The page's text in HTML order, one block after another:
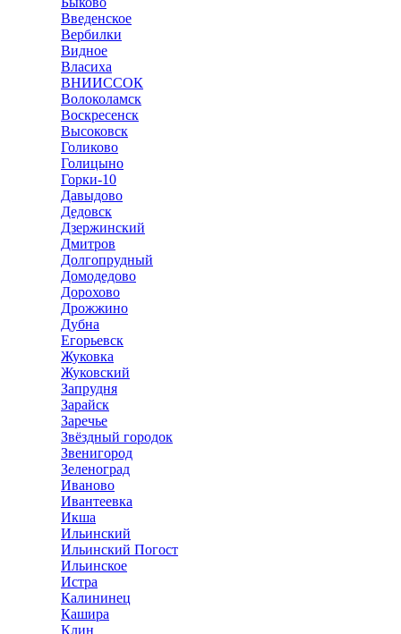
Введенское
Вербилки
Видное
Власиха
ВНИИССОК
Волоколамск
Воскресенск
Высоковск
Голиково
Голицыно
Горки-10
Давыдово
Дедовск
Дзержинский
Дмитров
Долгопрудный
Домодедово
Дорохово
Дрожжино
Дубна
Егорьевск
Жуковка
Жуковский
Запрудня
Зарайск
Заречье
Звёздный городок
Звенигород
Зеленоград
Иваново
Ивантеевка
Икша
Ильинский
Ильинский Погост
Ильинское
Истра
Калининец
Кашира
Клин